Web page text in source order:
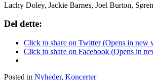
Lachy Doley, Jackie Barnes, Joel Burton,
Del dette:
Click to share on Twitter (Opens in new
Click to share on Facebook (Opens in
Posted in Nyheder, Koncerter